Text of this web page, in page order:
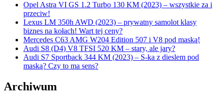
Opel Astra VI GS 1.2 Turbo 130 KM (2023) – wszystkie za i
przeciw!
Lexus LM 350h AWD (2023) – prywatny samolot klasy
biznes na kołach! Wart tej ceny?
Mercedes C63 AMG W204 Edition 507 i V8 pod maską!
Audi S8 (D4) V8 TFSI 520 KM – stary, ale jary?
Audi S7 Sportback 344 KM (2023) – S-ka z dieslem pod
maską? Czy to ma sens?
Archiwum